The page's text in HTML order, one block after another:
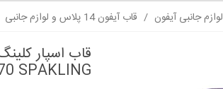
لوازم جانبی آیفون / قاب آیفون 14 پلاس و لوازم جانبی
SPAKLING